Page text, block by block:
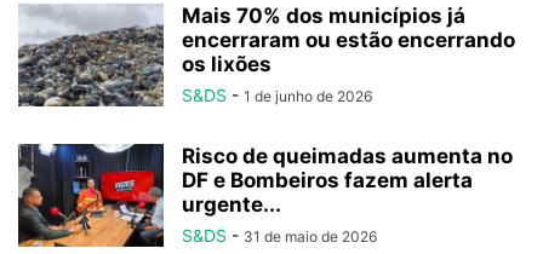
Mais 70% dos municípios já
encerraram ou estão encerrando
os lixões
S&DS - 1 de junho de 2026
Risco de queimadas aumenta no
DF e Bombeiros fazem alerta
urgente...
S&DS - 31 de maio de 2026